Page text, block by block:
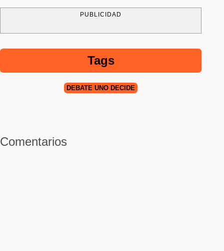
PUBLICIDAD
Tags
DEBATE UNO DECIDE
Comentarios